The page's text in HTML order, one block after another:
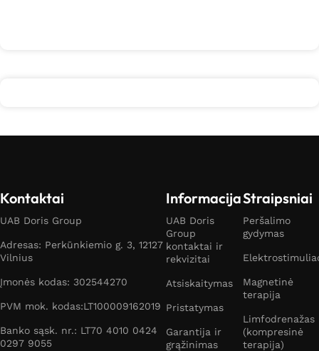
Kontaktai
UAB Doris Group
Adresas: Perkūnkiemio g. 3, 12127
Vilnius
Įmonės kodas: 302544270
PVM mok. kodas:LT100009162019
Banko sąsk. nr.: LT70 4010 0424
0297 9055
Informacija
UAB Doris
Group
kontaktai ir
rekvizitai
Atsiskaitymas
Pristatymas
Garantija ir
grąžinimas
Straipsniai
Peršalimo
gydymas
Magnetinė
terapija
Limfodrenažas
(kompresinė
terapija)